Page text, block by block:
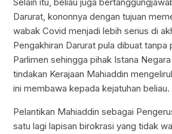
Selain itu, beliau juga
Darurat, kononnya dengan tujuan
wabak Covid menjadi lebih serius di
Pengakhiran Darurat pula dibuat tanpa
Parlimen sehingga pihak Istana
tindakan Kerajaan Mahiaddin
ini membawa kepada kejatuhan beliau.
Pelantikan Mahiaddin sebagai
satu lagi lapisan birokrasi yang tidak